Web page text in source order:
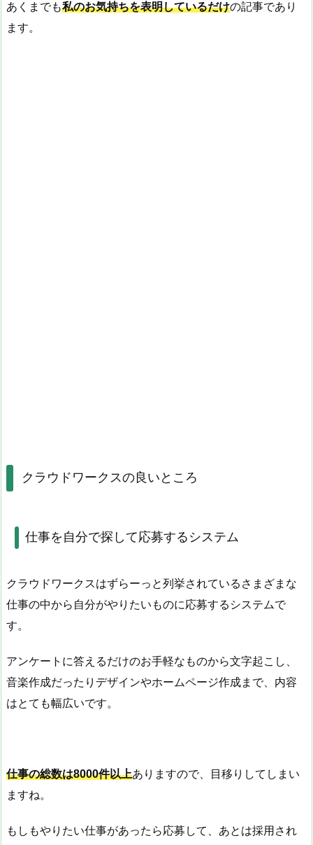
あくまでも私のお気持ちを表明しているだけの記事であり
ます。
クラウドワークスの良いところ
仕事を自分で探して応募するシステム
クラウドワークスはずらーっと列挙されているさまざまな
仕事の中から自分がやりたいものに応募するシステムで
す。
アンケートに答えるだけのお手軽なものから文字起こし、
音楽作成だったりデザインやホームページ作成まで、内容
はとても幅広いです。
仕事の総数は8000件以上ありますので、目移りしてしまい
ますね。
もしもやりたい仕事があったら応募して、あとは採用され